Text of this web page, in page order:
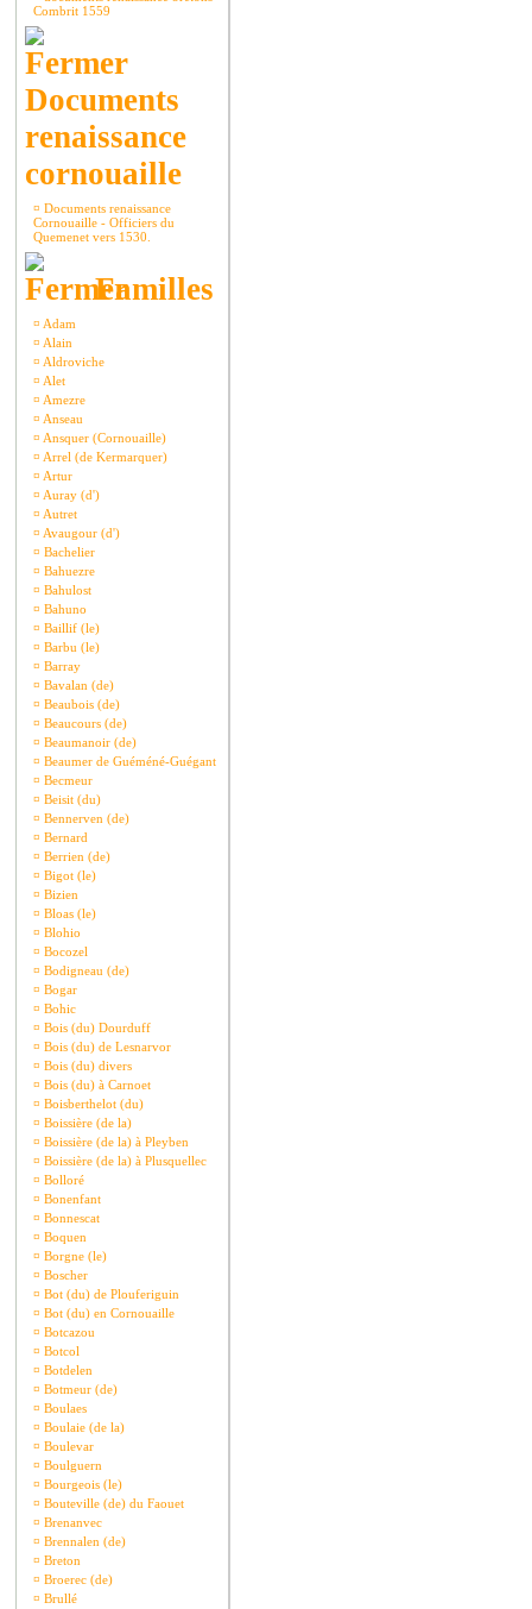
Combrit 1559
Documents
renaissance
cornouaille
¤ Documents renaissance
Cornouaille - Officiers du
Quemenet vers 1530.
Familles
¤ Adam
¤ Alain
¤ Aldroviche
¤ Alet
¤ Amezre
¤ Anseau
¤ Ansquer (Cornouaille)
¤ Arrel (de Kermarquer)
¤ Artur
¤ Auray (d')
¤ Autret
¤ Avaugour (d')
¤ Bachelier
¤ Bahuezre
¤ Bahulost
¤ Bahuno
¤ Baillif (le)
¤ Barbu (le)
¤ Barray
¤ Bavalan (de)
¤ Beaubois (de)
¤ Beaucours (de)
¤ Beaumanoir (de)
¤ Beaumer de Guéméné-Guégant
¤ Becmeur
¤ Beisit (du)
¤ Bennerven (de)
¤ Bernard
¤ Berrien (de)
¤ Bigot (le)
¤ Bizien
¤ Bloas (le)
¤ Blohio
¤ Bocozel
¤ Bodigneau (de)
¤ Bogar
¤ Bohic
¤ Bois (du) Dourduff
¤ Bois (du) de Lesnarvor
¤ Bois (du) divers
¤ Bois (du) à Carnoet
¤ Boisberthelot (du)
¤ Boissière (de la)
¤ Boissière (de la) à Pleyben
¤ Boissière (de la) à Plusquellec
¤ Bolloré
¤ Bonenfant
¤ Bonnescat
¤ Boquen
¤ Borgne (le)
¤ Boscher
¤ Bot (du) de Plouferiguin
¤ Bot (du) en Cornouaille
¤ Botcazou
¤ Botcol
¤ Botdelen
¤ Botmeur (de)
¤ Boulaes
¤ Boulaie (de la)
¤ Boulevar
¤ Boulguern
¤ Bourgeois (le)
¤ Bouteville (de) du Faouet
¤ Brenanvec
¤ Brennalen (de)
¤ Breton
¤ Broerec (de)
¤ Brullé